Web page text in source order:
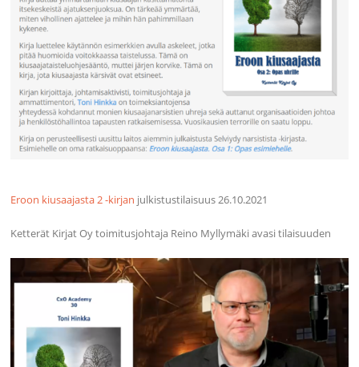
Eroon kiusaajasta 2 -kirjan julkistustilaisuus 26.10.2021
Ketterät Kirjat Oy toimitusjohtaja Reino Myllymäki avasi tilaisuuden